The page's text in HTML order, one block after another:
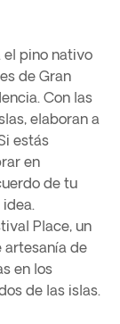
el pino nativo
de Gran
Con las
elaboran a
estás
en
de tu
Place, un
artesanía de
en los
de las islas.